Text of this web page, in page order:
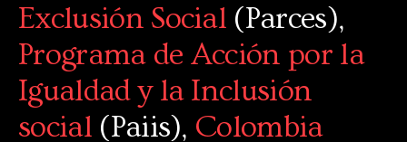
Exclusión Social (Parces),
Programa de Acción por la
Igualdad y la Inclusión
social(Paiis), Colombia